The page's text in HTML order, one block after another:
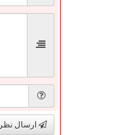
ارسال نظر